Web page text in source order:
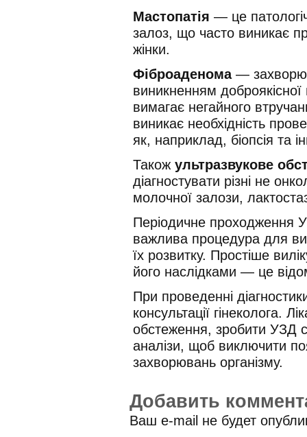
Мастопатія — це
залоз, що часто виникає
жінки.
Фіброаденома—
виникненням
вимагає негайного
виникає необхідність
як, наприклад, біопсія та
Також ультразвукове
діагностувати різні не
молочної залози,
Періодичне проходження
важлива процедура для
їх розвитку. Простіше
його наслідками — це
При проведенні
консультації гінеколога.
обстеження, зробити УЗД
аналізи, щоб виключити
захворювань організму.
Добавить
Ваш e-mail не будет